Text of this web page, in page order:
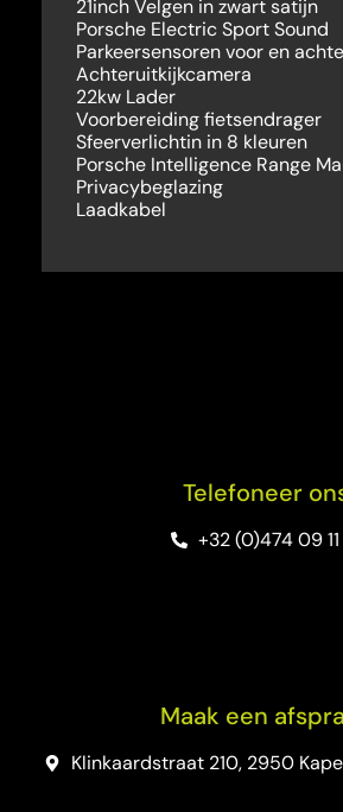
21inch Velgen in zwart satijn
Porsche Electric Sport Sound
Parkeersensoren voor en
Achteruitkijkcamera
22kw Lader
Voorbereiding fietsendrager
Sfeerverlichtin in 8 kleuren
Porsche Intelligence Range
Privacybeglazing
Laadkabel
Telefoneer
+32 (0)474 09 11
Maak een
Klinkaardstraat 210, 2950